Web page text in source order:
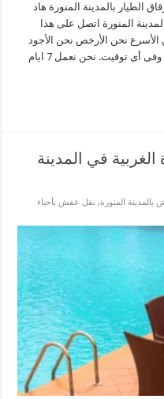
بالمدينة المنورة هاد
المنورة اتصل على هذا
نحن الأفضل نحن الأسرع نحن الأرخص نحن الأجود
نصلك فى اقصى سرعة ممكنة، أينما كنت، وفى أى توقيت. نحن نعمل 7 ايام
في المدينة
المنورة, نقل عفش بأحياء